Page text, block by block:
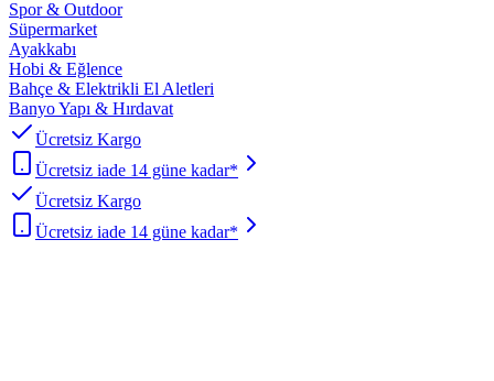
Spor & Outdoor
Süpermarket
Ayakkabı
Hobi & Eğlence
Bahçe & Elektrikli El Aletleri
Banyo Yapı & Hırdavat
Ücretsiz Kargo
Ücretsiz iade 14 güne kadar*
Ücretsiz Kargo
Ücretsiz iade 14 güne kadar*